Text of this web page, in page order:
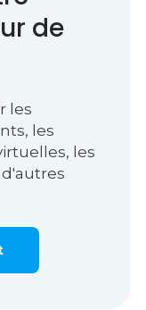
de
les
les
les